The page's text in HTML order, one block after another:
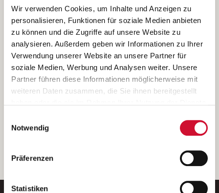
Wir verwenden Cookies, um Inhalte und Anzeigen zu
personalisieren, Funktionen für soziale Medien anbieten
zu können und die Zugriffe auf unsere Website zu
analysieren. Außerdem geben wir Informationen zu Ihrer
Verwendung unserer Website an unsere Partner für
soziale Medien, Werbung und Analysen weiter. Unsere
Partner führen diese Informationen möglicherweise mit
weiteren Daten zusammen, die Sie ihnen bereitgestellt
Wenn Sie auf „Cookies zulassen“ klicken, so stimmen
Sie der Speicherung sämtlicher Cookies zu. Sie können
Ihre Einwilligung selbstverständlich jederzeit widerrufen,
indem Sie die Cookie-Einstellungen aufrufen und diese
unserer
Notwendig
Präferenzen
Statistiken
Ich bin damit einverstanden, dass meine personenbezogenen Daten
ausschließlich zum Zweck der Durchführung der Kontaktanfrage
verarbeitet, auf IT- Systemen der Garitz Bewirtschaftungsbetriebe
GmbH, Heinrich-von-Kleist-Straße 2, 97688 Bad Kissingen
(Betreiber) gespeichert und an die für das Stellenangebot
verantwortliche Stelle zur Kontaktaufnahme weitergegeben
werden.
Diese Einwilligungserklärung kann ich jederzeit gegenüber dem
Weitere Details können Sie der
entnehmen.